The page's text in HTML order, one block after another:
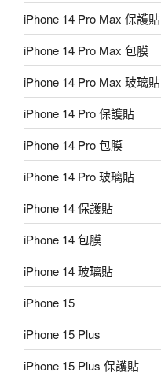
iPhone 14 Pro Max 保護貼
iPhone 14 Pro Max 包膜
iPhone 14 Pro Max 玻璃貼
iPhone 14 Pro 保護貼
iPhone 14 Pro 包膜
iPhone 14 Pro 玻璃貼
iPhone 14 保護貼
iPhone 14 包膜
iPhone 14 玻璃貼
iPhone 15
iPhone 15 Plus
iPhone 15 Plus 保護貼